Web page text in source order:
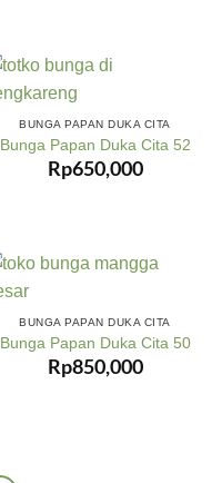
BUNGA PAPAN DUKA CITA
Bunga Papan Duka Cita 52
Rp650,000
BUNGA PAPAN DUKA CITA
Bunga Papan Duka Cita 50
Rp850,000